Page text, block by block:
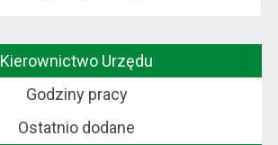
Kierownictwo Urzędu
Godziny pracy
Ostatnio dodane